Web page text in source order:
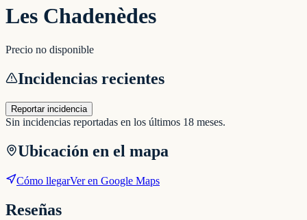
Les Chadenèdes
Precio no disponible
Incidencias recientes
Reportar incidencia
Sin incidencias reportadas en los últimos 18 meses.
Ubicación en el mapa
Cómo llegarVer en Google Maps
Reseñas